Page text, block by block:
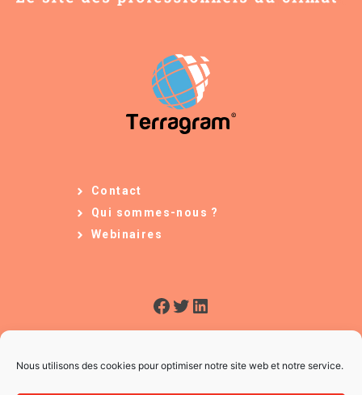
Nous utilisons des cookies pour optimiser notre site web et notre service.
Contact
Qui sommes-nous ?
Webinaires
Facebook
Twitter
LinkedIn